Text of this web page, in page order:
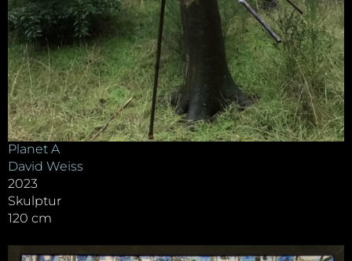
Planet A
David Weiss
2023
Skulptur
120 cm